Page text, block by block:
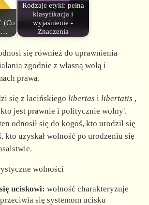
(Co
i…
Rodzaje etyki: pełna
klasyfikacja i
wyjaśnienie -
Znaczenia
się również do uprawnienia
zgodnie z własną wolą i
prawa.
się z łacińskiego libertas i libertātis ,
kto jest prawnie i politycznie wolny'.
odnosił się do kogoś, kto urodził się
kto uzyskał wolność po urodzeniu się
wolności
uciskowi: wolność charakteryzuje
się systemom ucisku